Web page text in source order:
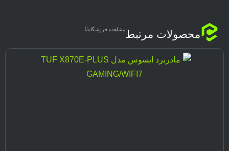
محصولات مرتبطمشاهده فروشگاه